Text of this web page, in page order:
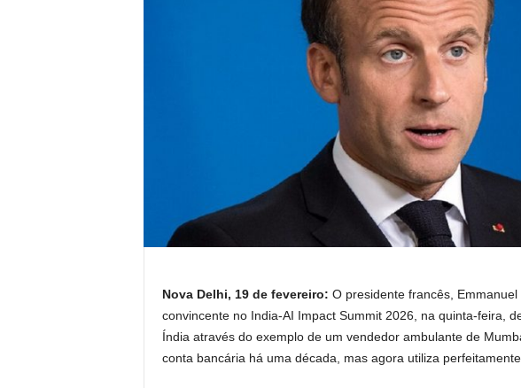
Nova Delhi, 19 de fevereiro: O presidente francês,
convincente no India-AI Impact Summit 2026, na quinta-feira,
Índia através do exemplo de um vendedor ambulante de
conta bancária há uma década, mas agora utiliza